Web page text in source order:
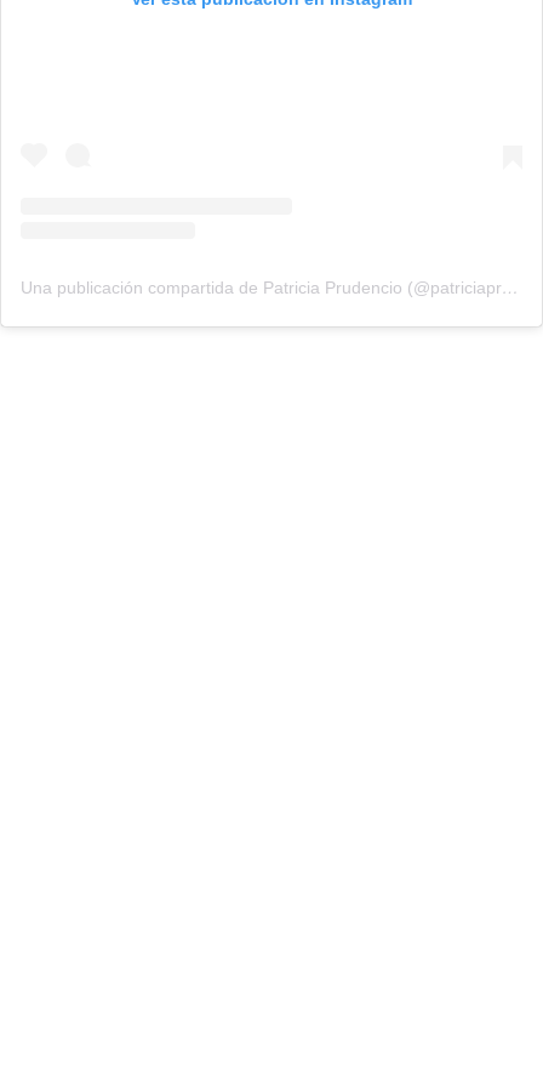
Una publicación compartida de Patricia Prudencio (@patriciaprudencio98)